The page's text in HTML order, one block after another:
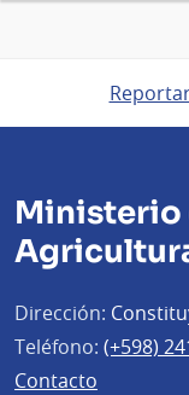
Ministerio
Dirección:
Teléfono: (+598)
Contacto